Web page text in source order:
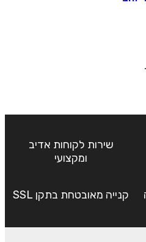
שירות לקוחות אדיב
ומקצועי
קנייה מאובטחת בתקן SSL